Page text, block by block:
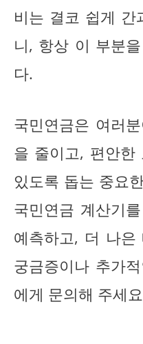
비는 결코 쉽게 간
니, 항상 이 부분
다.
국민연금은 여러
을 줄이고, 편안한
있도록 돕는 중요
국민연금 계산기
예측하고, 더 나은
궁금증이나 추가
에게 문의해 주세